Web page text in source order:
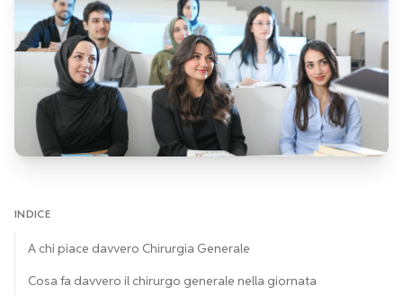
INDICE
A chi piace davvero Chirurgia Generale
Cosa fa davvero il chirurgo generale nella giornata